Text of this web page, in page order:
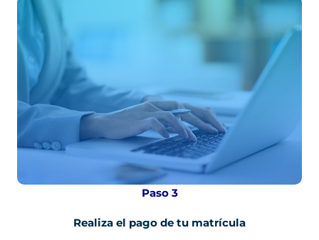
Paso 3
Realiza el pago de tu matrícula